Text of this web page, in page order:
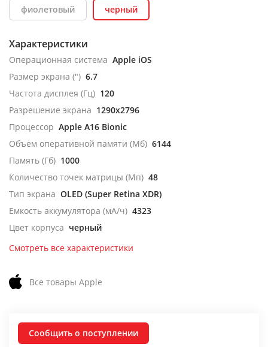
фиолетовый черный
Характеристики
Операционная система Apple iOS
Размер экрана (") 6.7
Частота дисплея (Гц) 120
Разрешение экрана 1290x2796
Процессор Apple A16 Bionic
Объем оперативной памяти (Мб) 6144
Память (Гб) 1000
Количество точек матрицы (Мп) 48
Тип экрана OLED (Super Retina XDR)
Емкость аккумулятора (мА/ч) 4323
Цвет корпуса черный
Смотреть все характеристики
Все товары Apple
Сообщить о поступлении